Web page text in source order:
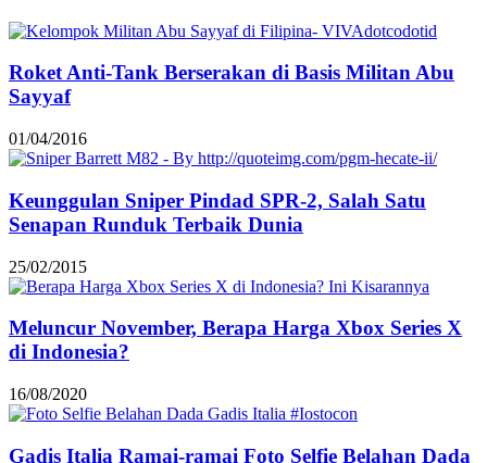
Roket Anti-Tank Berserakan di Basis Militan Abu
Sayyaf
01/04/2016
Keunggulan Sniper Pindad SPR-2, Salah Satu
Senapan Runduk Terbaik Dunia
25/02/2015
Meluncur November, Berapa Harga Xbox Series X
di Indonesia?
16/08/2020
Gadis Italia Ramai-ramai Foto Selfie Belahan Dada